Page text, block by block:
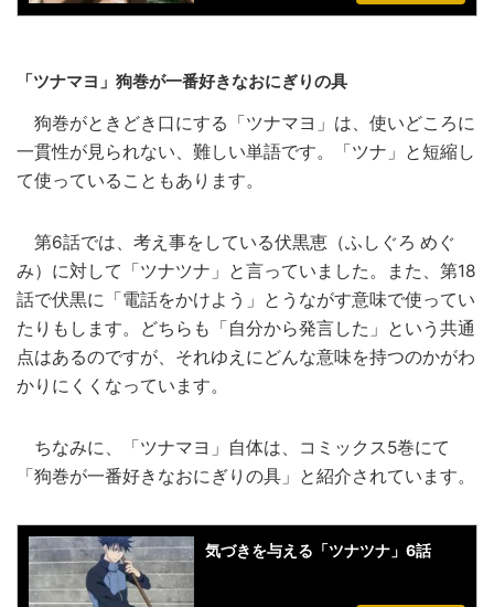
「ツナマヨ」狗巻が一番好きなおにぎりの具
狗巻がときどき口にする「ツナマヨ」は、使いどころに
一貫性が見られない、難しい単語です。「ツナ」と短縮し
て使っていることもあります。
第6話では、考え事をしている伏黒恵（ふしぐろ めぐ
み）に対して「ツナツナ」と言っていました。また、第18
話で伏黒に「電話をかけよう」とうながす意味で使ってい
たりもします。どちらも「自分から発言した」という共通
点はあるのですが、それゆえにどんな意味を持つのかがわ
かりにくくなっています。
ちなみに、「ツナマヨ」自体は、コミックス5巻にて
「狗巻が一番好きなおにぎりの具」と紹介されています。
気づきを与える「ツナツナ」6話